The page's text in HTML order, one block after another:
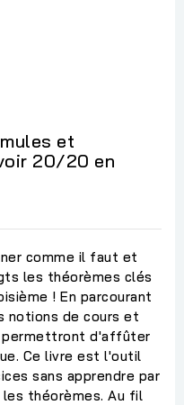
et
20/20 en
comme il faut et
les théorèmes clés
! En parcourant
notions de cours et
permettront d'affûter
Ce livre est l'outil
sans apprendre par
théorèmes. Au fil